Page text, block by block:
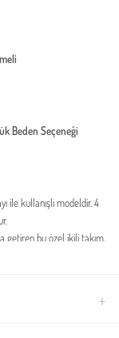
Beden Seçeneği
ile kullanışlı modeldir. 4
getiren bu özel ikili takım,
uygun yapısıyla
yer alan kuşak detayı,
hareket